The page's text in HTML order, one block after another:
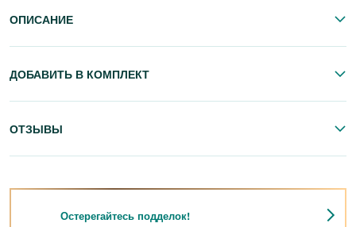
ОПИСАНИЕ
ДОБАВИТЬ В КОМПЛЕКТ
ОТЗЫВЫ
Остерегайтесь подделок!